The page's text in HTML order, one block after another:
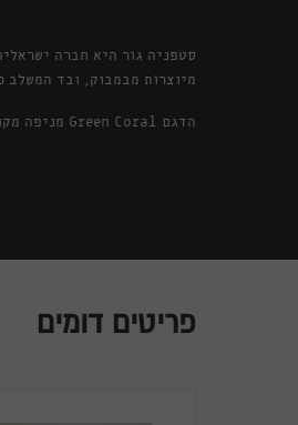
סטפניה גור היא חברה
מיוצרות מבמבוק, ובד המשלב
הדגם Green Coral מניפה מקולקציית 2020
פריטים דומים